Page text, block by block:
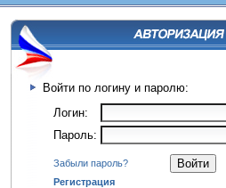
Войти по логину и паролю:
Логин:
Пароль:
Забыли пароль?
Регистрация